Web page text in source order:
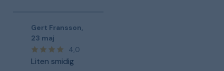
Gert Fransson,
23 maj
4,0
Liten smidig